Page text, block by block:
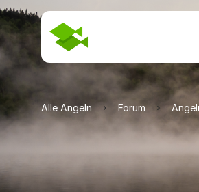
Alle Angeln Forum